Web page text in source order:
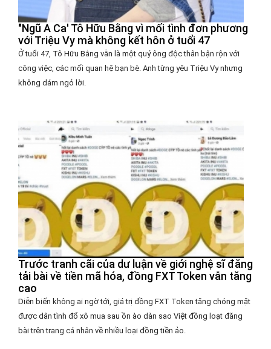
"Ngũ A Ca' Tô Hữu Bằng vì mối tình đơn phương
với Triệu Vy mà không kết hôn ở tuổi 47
Ở tuổi 47, Tô Hữu Bằng vẫn là một quý ông độc thân bận rộn với
công việc, các mối quan hệ bạn bè. Anh từng yêu Triệu Vy nhưng
không dám ngỏ lời.
Trước tranh cãi của dư luận về giới nghệ sĩ đăng
tải bài về tiền mã hóa, đồng FXT Token vẫn tăng
cao
Diễn biến không ai ngờ tới, giá trị đồng FXT Token tăng chóng mặt
được dân tình đổ xô mua sau ồn ào dàn sao Việt đồng loạt đăng
bài trên trang cá nhân về nhiều loại đồng tiền ảo.